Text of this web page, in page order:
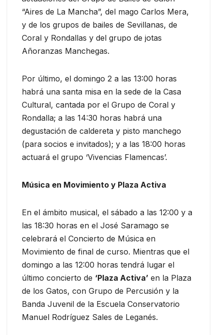
“Aires de La Mancha”, del mago Carlos Mera,
y de los grupos de bailes de Sevillanas, de
Coral y Rondallas y del grupo de jotas
Añoranzas Manchegas.
Por último, el domingo 2 a las 13:00 horas
habrá una santa misa en la sede de la Casa
Cultural, cantada por el Grupo de Coral y
Rondalla; a las 14:30 horas habrá una
degustación de caldereta y pisto manchego
(para socios e invitados); y a las 18:00 horas
actuará el grupo ‘Vivencias Flamencas’.
Música en Movimiento y Plaza Activa
En el ámbito musical, el sábado a las 12:00 y a
las 18:30 horas en el José Saramago se
celebrará el Concierto de Música en
Movimiento de final de curso. Mientras que el
domingo a las 12:00 horas tendrá lugar el
último concierto de ‘Plaza Activa’ en la Plaza
de los Gatos, con Grupo de Percusión y la
Banda Juvenil de la Escuela Conservatorio
Manuel Rodríguez Sales de Leganés.